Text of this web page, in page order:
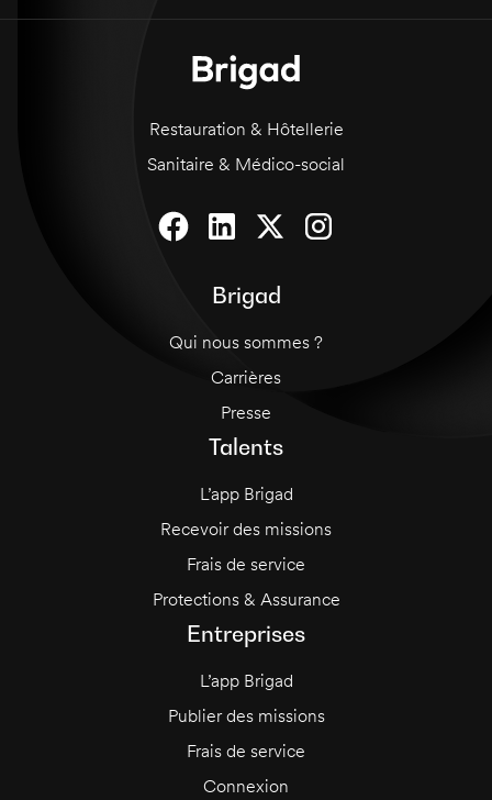
Restauration & Hôtellerie
Sanitaire & Médico-social
Brigad
Qui nous sommes ?
Carrières
Presse
Talents
L’app Brigad
Recevoir des missions
Frais de service
Protections & Assurance
Entreprises
L’app Brigad
Publier des missions
Frais de service
Connexion